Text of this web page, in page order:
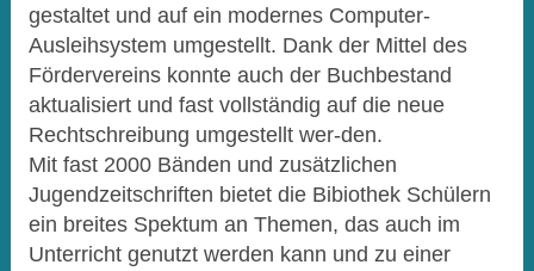
gestaltet und auf ein modernes Computer-
Ausleihsystem umgestellt. Dank der Mittel des
Fördervereins konnte auch der Buchbestand
aktualisiert und fast vollständig auf die neue
Rechtschreibung umgestellt wer-den.
Mit fast 2000 Bänden und zusätzlichen
Jugendzeitschriften bietet die Bibiothek Schülern
ein breites Spektum an Themen, das auch im
Unterricht genutzt werden kann und zu einer